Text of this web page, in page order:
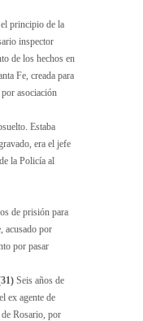
principio de la
inspector
de los hechos en
Fe, creada para
asociación
Estaba
era el jefe
la Policía al
de prisión para
acusado por
por pasar
Seis años de
ex agente de
Rosario, por